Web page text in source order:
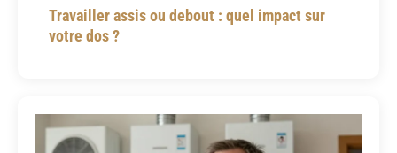
Travailler assis ou debout : quel impact sur
votre dos ?